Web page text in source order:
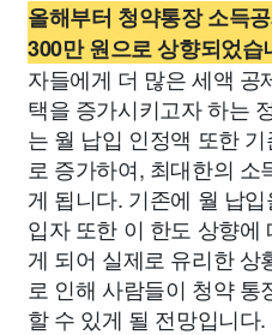
올해부터 청약통장 소득
300만 원으로 상향되었습
자들에게 더 많은 세액 공
택을 증가시키고자 하는
는 월 납입 인정액 또한
로 증가하여, 최대한의 소
게 됩니다. 기존에 월 납
입자 또한 이 한도 상향에
게 되어 실제로 유리한 상
로 인해 사람들이 청약
할 수 있게 될 전망입니다.